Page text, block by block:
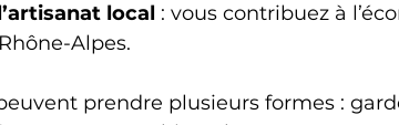
local : vous contribuez à
Alpes.
prendre plusieurs formes :